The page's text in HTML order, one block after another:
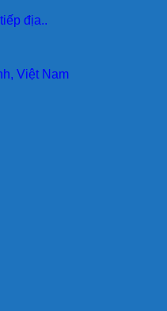
địa..
Việt Nam